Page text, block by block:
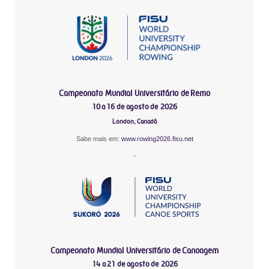
Campeonato Mundial Universitário de Remo
10 a 16 de agosto de 2026
London, Canadá
Sabe mais em: www.rowing2026.fisu.net
-
Campeonato Mundial Universitário de Canoagem
14 a 21 de agosto de 2026